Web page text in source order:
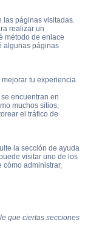
las páginas visitadas.
realizar un
método de enlace
algunas páginas
tu experiencia.
encuentran en
muchos sitios,
el tráfico de
la sección de ayuda
visitar uno de los
cómo administrar,
que ciertas secciones